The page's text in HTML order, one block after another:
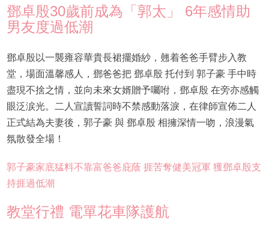
鄧卓殷30歲前成為「郭太」 6年感情助
男友度過低潮
鄧卓殷以一襲雍容華貴長裙擺婚紗，翹着爸爸手臂步入教
堂，場面溫馨感人，鄧爸爸把 鄧卓殷 托付到 郭子豪 手中時
盡現不捨之情，並向未來女婿贈予囑咐，鄧卓殷 在旁亦感觸
眼泛涙光。二人宣讀誓詞時不禁感動落淚，在律師宣佈二人
正式結為夫妻後，郭子豪 與 鄧卓殷 相擁深情一吻，浪漫氣
氛散發全場！
郭子豪家底猛料不靠富爸爸庇蔭 捱苦奪健美冠軍 獲鄧卓殷支
持捱過低潮
教堂行禮 電單花車隊護航